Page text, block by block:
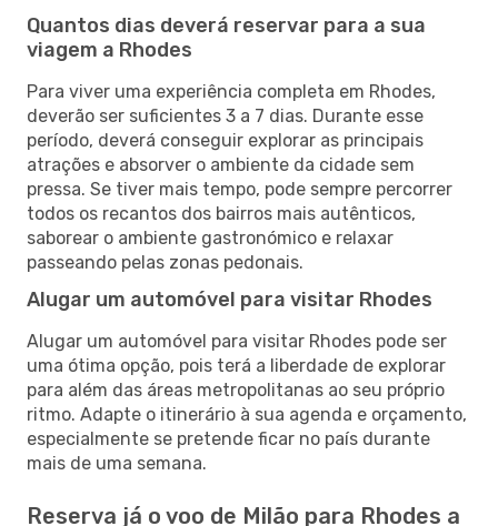
Quantos dias deverá reservar para a sua
viagem a Rhodes
Para viver uma experiência completa em Rhodes,
deverão ser suficientes 3 a 7 dias. Durante esse
período, deverá conseguir explorar as principais
atrações e absorver o ambiente da cidade sem
pressa. Se tiver mais tempo, pode sempre percorrer
todos os recantos dos bairros mais autênticos,
saborear o ambiente gastronómico e relaxar
passeando pelas zonas pedonais.
Alugar um automóvel para visitar Rhodes
Alugar um automóvel para visitar Rhodes pode ser
uma ótima opção, pois terá a liberdade de explorar
para além das áreas metropolitanas ao seu próprio
ritmo. Adapte o itinerário à sua agenda e orçamento,
especialmente se pretende ficar no país durante
mais de uma semana.
Reserva já o voo de Milão para Rhodes a